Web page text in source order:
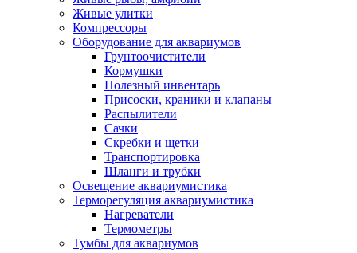
Живые улитки
Компрессоры
Оборудование для аквариумов
Грунтоочистители
Кормушки
Полезный инвентарь
Присоски, краники и клапаны
Распылители
Сачки
Скребки и щетки
Транспортировка
Шланги и трубки
Освещение аквариумистика
Терморегуляция аквариумистика
Нагреватели
Термометры
Тумбы для аквариумов